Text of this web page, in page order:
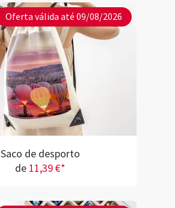
Oferta válida até 09/08/2026
Saco de desporto
de 11,39 €*